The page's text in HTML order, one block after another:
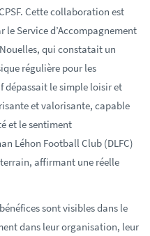
Cette collaboration est
le Service d’Accompagnement
Nouelles, qui constatait un
régulière pour les
dépassait le simple loisir et
et valorisante, capable
et le sentiment
Léhon Football Club (DLFC)
terrain, affirmant une réelle
sont visibles dans le
dans leur organisation, leur